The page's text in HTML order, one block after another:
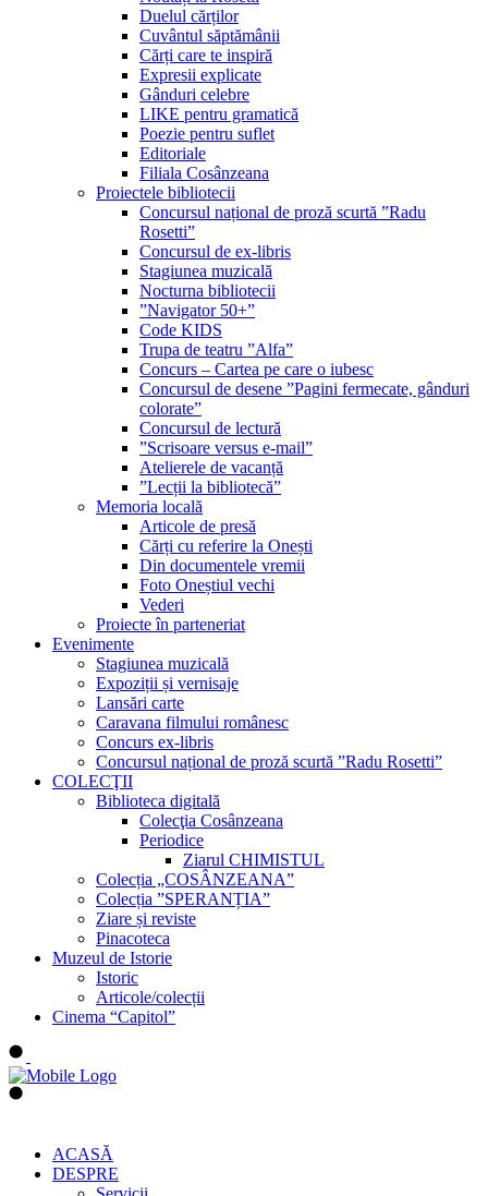
Duelul cărților
Cuvântul săptămânii
Cărți care te inspiră
Expresii explicate
Gânduri celebre
LIKE pentru gramatică
Poezie pentru suflet
Editoriale
Filiala Cosânzeana
Proiectele bibliotecii
Concursul național de proză scurtă ”Radu
Rosetti”
Concursul de ex-libris
Stagiunea muzicală
Nocturna bibliotecii
”Navigator 50+”
Code KIDS
Trupa de teatru ”Alfa”
Concurs – Cartea pe care o iubesc
Concursul de desene ”Pagini fermecate, gânduri
colorate”
Concursul de lectură
”Scrisoare versus e-mail”
Atelierele de vacanță
”Lecții la bibliotecă”
Memoria locală
Articole de presă
Cărți cu referire la Onești
Din documentele vremii
Foto Oneștiul vechi
Vederi
Proiecte în parteneriat
Evenimente
Stagiunea muzicală
Expoziții și vernisaje
Lansări carte
Caravana filmului românesc
Concurs ex-libris
Concursul național de proză scurtă ”Radu Rosetti”
COLECŢII
Biblioteca digitală
Colecţia Cosânzeana
Periodice
Ziarul CHIMISTUL
Colecția „COSÂNZEANA”
Colecția ”SPERANȚIA”
Ziare și reviste
Pinacoteca
Muzeul de Istorie
Istoric
Articole/colecții
Cinema “Capitol”
ACASĂ
DESPRE